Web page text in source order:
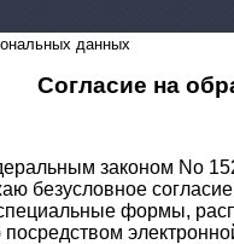
данных
Согласие на
законом No
безусловное
специальные формы,